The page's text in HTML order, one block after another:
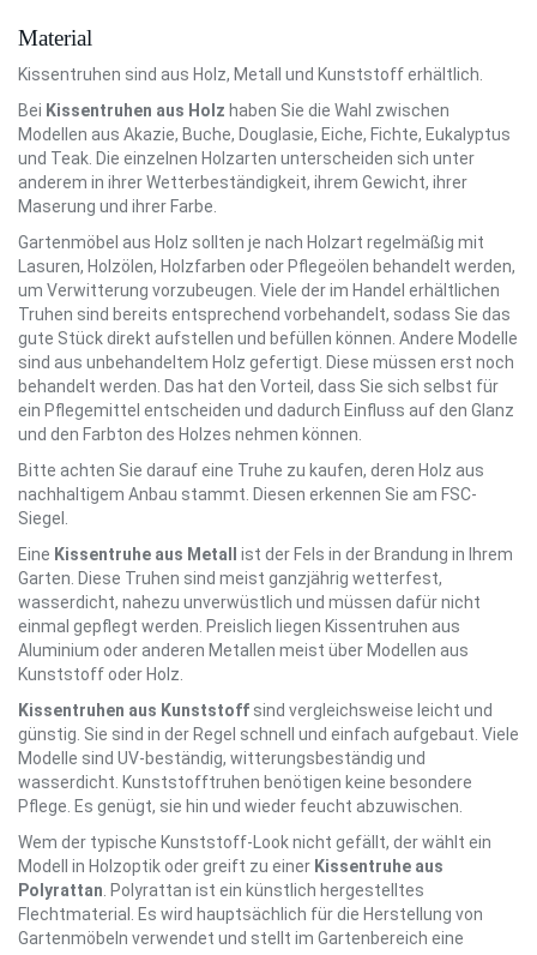
Material
Kissentruhen sind aus Holz, Metall und Kunststoff erhältlich.
Bei Kissentruhen aus Holz haben Sie die Wahl zwischen
Modellen aus Akazie, Buche, Douglasie, Eiche, Fichte, Eukalyptus
und Teak. Die einzelnen Holzarten unterscheiden sich unter
anderem in ihrer Wetterbeständigkeit, ihrem Gewicht, ihrer
Maserung und ihrer Farbe.
Gartenmöbel aus Holz sollten je nach Holzart regelmäßig mit
Lasuren, Holzölen, Holzfarben oder Pflegeölen behandelt werden,
um Verwitterung vorzubeugen. Viele der im Handel erhältlichen
Truhen sind bereits entsprechend vorbehandelt, sodass Sie das
gute Stück direkt aufstellen und befüllen können. Andere Modelle
sind aus unbehandeltem Holz gefertigt. Diese müssen erst noch
behandelt werden. Das hat den Vorteil, dass Sie sich selbst für
ein Pflegemittel entscheiden und dadurch Einfluss auf den Glanz
und den Farbton des Holzes nehmen können.
Bitte achten Sie darauf eine Truhe zu kaufen, deren Holz aus
nachhaltigem Anbau stammt. Diesen erkennen Sie am FSC-
Siegel.
Eine Kissentruhe aus Metall
ist der Fels in der Brandung in Ihrem
Garten. Diese Truhen sind meist ganzjährig wetterfest,
wasserdicht, nahezu unverwüstlich und müssen dafür nicht
einmal gepflegt werden. Preislich liegen Kissentruhen aus
Aluminium oder anderen Metallen meist über Modellen aus
Kunststoff oder Holz.
Kissentruhen aus Kunststoff sind vergleichsweise leicht und
günstig. Sie sind in der Regel schnell und einfach aufgebaut. Viele
Modelle sind UV-beständig, witterungsbeständig und
wasserdicht. Kunststofftruhen benötigen keine besondere
Pflege. Es genügt, sie hin und wieder feucht abzuwischen.
Wem der typische Kunststoff-Look nicht gefällt, der wählt ein
Modell in Holzoptik oder greift zu einer Kissentruhe aus
Polyrattan . Polyrattan ist ein künstlich hergestelltes
Flechtmaterial. Es wird hauptsächlich für die Herstellung von
Gartenmöbeln verwendet und stellt im Gartenbereich eine